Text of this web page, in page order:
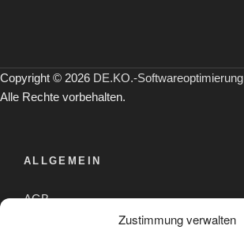
Zustimmung verwalten
Copyright © 2026 DE.KO.-Softwareoptimierung
Alle Rechte vorbehalten.
ALLGEMEIN
AGB
Datenschutzerklärung